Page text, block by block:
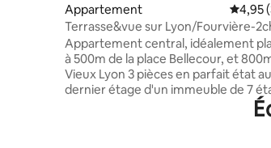
Appartement
4,95
Terrasse&vue sur Lyon/Fourvière-
Climatisé
Appartement central, idéalement
à 500m de la place Bellecour, et
Vieux Lyon 3 pièces en parfait état au
dernier étage d'un immeuble de 7
avec ascenseur et une vue
le Rhône, l'Hôtel-Dieu et La basilique